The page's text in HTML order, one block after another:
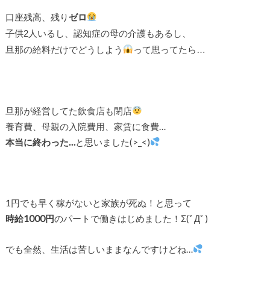
口座残高、残り ゼロ
子供2人いるし、認知症の母の介護もあるし、
旦那の給料だけでどうしよう
って思ってたら…
旦那が経営してた飲食店も閉店
養育費、母親の入院費用、家賃に食費…
本当に終わった…と思いました(>_<)
1円でも早く稼がないと家族が死ぬ！と思って
時給1000円のパートで働きはじめました！Σ(ﾟДﾟ)
でも全然、生活は苦しいままなんですけどね…